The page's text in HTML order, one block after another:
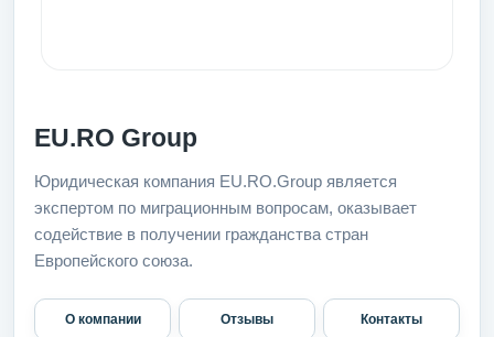
EU.RO Group
Юридическая компания EU.RO.Group является
экспертом по миграционным вопросам, оказывает
содействие в получении гражданства стран
Европейского союза.
О компании Отзывы Контакты